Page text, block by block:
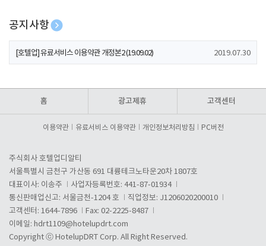
공지사항
[호텔업] 개인정보 처리방침 개정본1 (19.09.02)
[호텔업] 유료서비스 이용약관 개정본2 (19.09.02) 2019.07.30
홈 광고제휴 고객센터
이용약관 유료서비스 이용약관 개인정보처리방침 PC버전
주식회사 호텔업디알티
서울특별시 금천구 가산동 691 대륭테크노타운20차 1807호
대표이사: 이송주
사업자등록번호: 441-87-01934
통신판매업신고: 서울금천-1204 호
직업정보: J1206020200010
고객센터: 1644-7896
Fax: 02-2225-8487
이메일: hdrt1109@hotelupdrt.com
Copyright ⓒ HotelupDRT Corp. All Right Reserved.